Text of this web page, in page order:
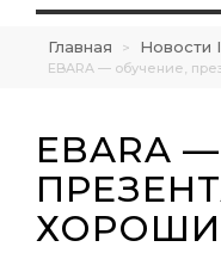
Главная > Новости
EBARA — обучение,
EBARA